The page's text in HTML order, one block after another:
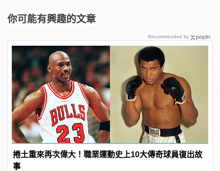
你可能有興趣的文章
捲土重來再次偉大！職業運動史上10大傳奇球員復出故
事
Recommended by